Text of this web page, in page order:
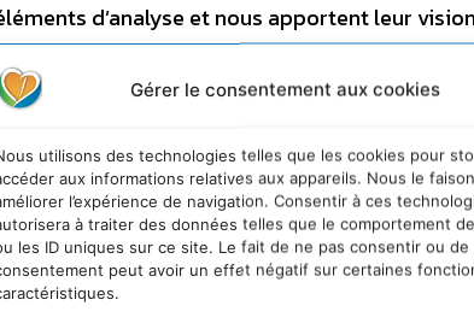
Gérer le consentement aux cookies
utilisons des technologies telles que les cookies pour
aux informations relatives aux appareils. Nous le
l’expérience de navigation. Consentir à ces
à traiter des données telles que le comportement
les ID uniques sur ce site. Le fait de ne pas consentir ou
peut avoir un effet négatif sur certaines
d’analyse et nous apportent leur
durable du MEEDDM ; Robin Edme,
administrateur délégué du CFIE
; Elisabeth Boniface, manager stratégie et